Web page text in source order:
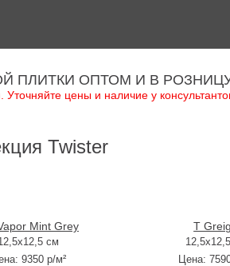
ПЛИТКИ ОПТОМ И В
Уточняйте цены и наличие у
Twister
Mint Grey
см
9350 р/м²
T
Цена: